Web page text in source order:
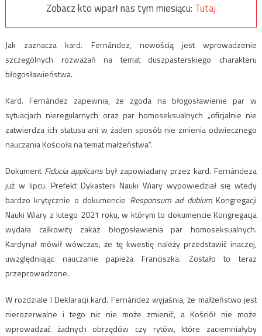
Zobacz kto wparł nas tym miesiącu: Tutaj
Jak zaznacza kard. Fernández, nowością jest wprowadzenie
szczególnych rozważań na temat duszpasterskiego charakteru
błogosławieństwa.
Kard. Fernández zapewnia, że zgoda na błogosławienie par w
sytuacjach nieregularnych oraz par homoseksualnych „oficjalnie nie
zatwierdza ich statusu ani w żaden sposób nie zmienia odwiecznego
nauczania Kościoła na temat małżeństwa”.
Dokument Fiducia applicansbył zapowiadany przez kard. Fernándeza
już w lipcu. Prefekt Dykasterii Nauki Wiary wypowiedział się wtedy
bardzo krytycznie o dokumencie Responsum ad dubiumKongregacji
Nauki Wiary z lutego 2021 roku, w którym to dokumencie Kongregacja
wydała całkowity zakaz błogosławienia par homoseksualnych.
Kardynał mówił wówczas, że tę kwestię należy przedstawić inaczej,
uwzględniając nauczanie papieża Franciszka. Zostało to teraz
przeprowadzone.
W rozdziale I Deklaracji kard. Fernández wyjaśnia, że małżeństwo jest
nierozerwalne i tego nic nie może zmienić, a Kościół nie może
wprowadzać żadnych obrzędów czy rytów, które zaciemniałyby